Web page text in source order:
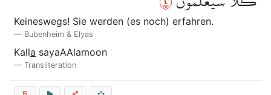
Keineswegs! Sie werden (es noch) erfahren.
Bubenheim & Elyas
Kalla sayaAAlamoon
Transliteration